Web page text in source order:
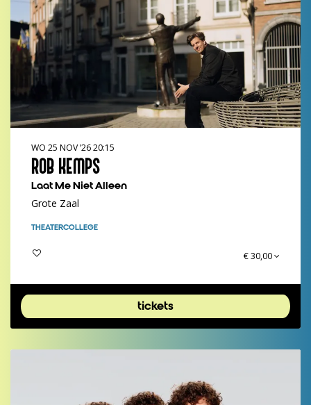
ROB KEMPS
Laat Me Niet Alleen
WO 25 NOV ’2620:15
Grote Zaal
THEATERCOLLEGE
€ 30,00
tickets